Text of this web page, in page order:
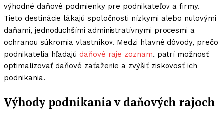
výhodné daňové podmienky pre podnikateľov a firmy.
Tieto destinácie lákajú spoločnosti nízkymi alebo nulovými
daňami, jednoduchšími administratívnymi procesmi a
ochranou súkromia vlastníkov. Medzi hlavné dôvody, prečo
podnikatelia hľadajú daňové raje zoznam, patrí možnosť
optimalizovať daňové zaťaženie a zvýšiť ziskovosť ich
podnikania.
Výhody podnikania v daňových rajoch